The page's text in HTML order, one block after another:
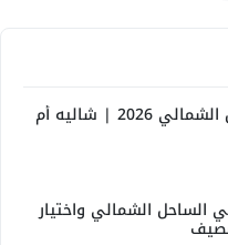
أفضل استثمار في الساحل الشمالي 2026 | شاليه أم
من 50 قرية في الساحل الشمالي واختيار